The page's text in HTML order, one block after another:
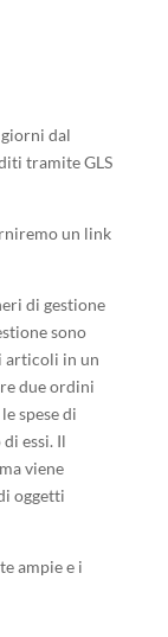
dal
tramite GLS
un link
di gestione
sono
articoli in un
due ordini
spese di
essi. Il
viene
oggetti
ampie e i